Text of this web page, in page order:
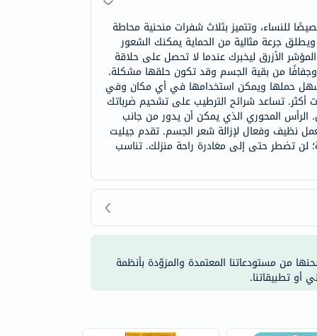
للنساء، وتتميز بثلاث شفرات منحنية محاطة
جرعة مثالية من الحماية يمكنك الشعور
الأزرق ليخبرك عندما لا تحصل على حلاقة
وجفافًا من بقية الجسم وقد تكون حلقها مشكلة.
ويسهل حملها ويمكن استخدامها في أي مكان وفي
أكثر. تساعد شرائح الترطيب على تشحيم ضرباتك
الرأس المحوري الذي يمكن أن يدور من جانب
نظيف وفعال لإزالة شعر الجسم. تقدم جيليت
لن تضطر حتى إلى مغادرة راحة منزلك. تناسب
من مستودعاتنا المعتمدة والمزوّدة بأنظمة
أو تطبيقاتنا.